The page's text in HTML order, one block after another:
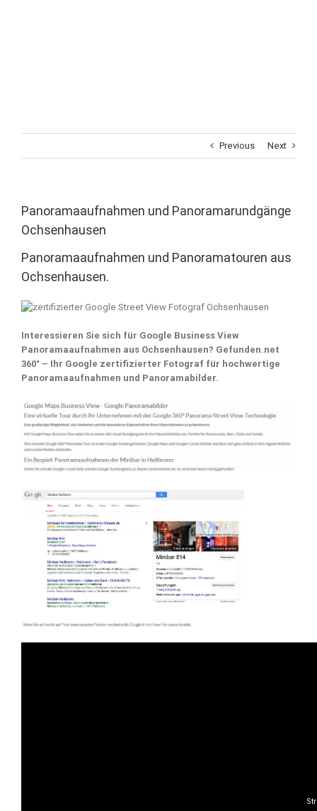
Previous Next
Panoramaaufnahmen und Panoramarundgänge
Ochsenhausen
Panoramaaufnahmen und Panoramatouren aus
Ochsenhausen.
Interessieren Sie sich für Google Business View
Panoramaaufnahmen aus Ochsenhausen? Gefunden.net
360° – Ihr Google zertifizierter Fotograf für hochwertige
Panoramaaufnahmen und Panoramabilder.